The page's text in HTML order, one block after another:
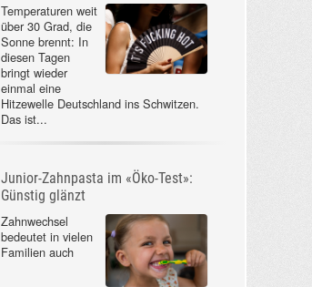
Temperaturen weit
über 30 Grad, die
Sonne brennt: In
diesen Tagen
bringt wieder
einmal eine
Hitzewelle Deutschland ins Schwitzen.
Das ist...
Junior-Zahnpasta im «Öko-Test»:
Günstig glänzt
Zahnwechsel
bedeutet in vielen
Familien auch